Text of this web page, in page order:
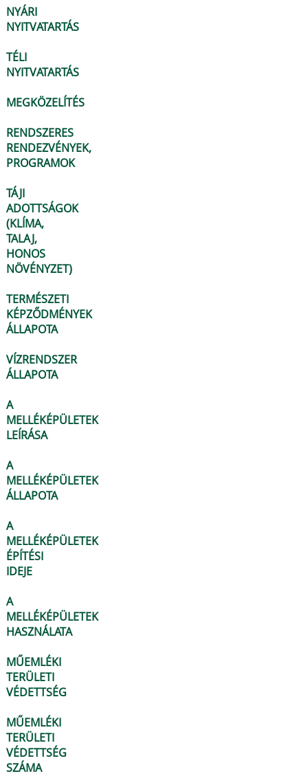
NYÁRI
NYITVATARTÁS
TÉLI
NYITVATARTÁS
MEGKÖZELÍTÉS
RENDSZERES
RENDEZVÉNYEK,
PROGRAMOK
TÁJI
ADOTTSÁGOK
(KLÍMA,
TALAJ,
HONOS
NÖVÉNYZET)
TERMÉSZETI
KÉPZŐDMÉNYEK
ÁLLAPOTA
VÍZRENDSZER
ÁLLAPOTA
A
MELLÉKÉPÜLETEK
LEÍRÁSA
A
MELLÉKÉPÜLETEK
ÁLLAPOTA
A
MELLÉKÉPÜLETEK
ÉPÍTÉSI
IDEJE
A
MELLÉKÉPÜLETEK
HASZNÁLATA
MŰEMLÉKI
TERÜLETI
VÉDETTSÉG
MŰEMLÉKI
TERÜLETI
VÉDETTSÉG
SZÁMA